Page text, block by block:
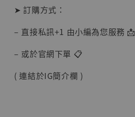
可動蒐藏人偶 讓子
彈飛 鵝城縣長 張麻
子 [BK01]
NT$ 5,300
➤ 訂購方式：
– 直接私訊+1 由小編為您服務 📩
– 或於官網下單 📋
( 連結於IG簡介欄 )